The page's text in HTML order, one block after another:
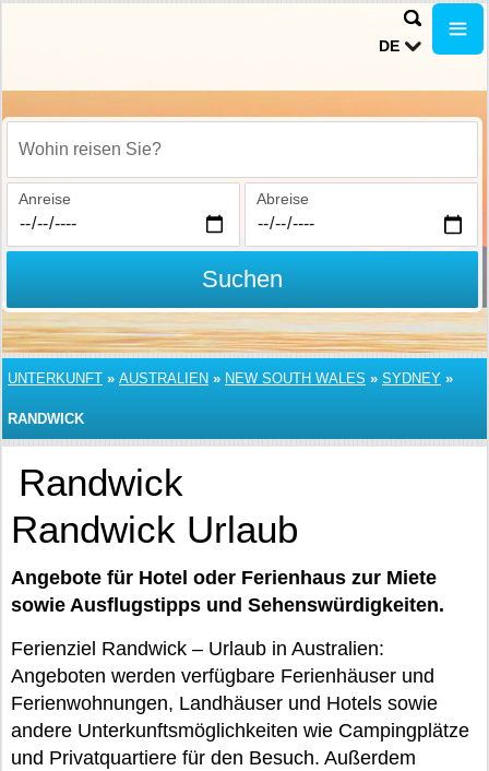
DE
Wohin reisen Sie?
Anreise Abreise
Suchen
UNTERKUNFT » AUSTRALIEN » NEW SOUTH WALES » SYDNEY »
RANDWICK
Randwick
Randwick Urlaub
Angebote für Hotel oder Ferienhaus zur Miete
sowie Ausflugstipps und Sehenswürdigkeiten.
Ferienziel Randwick – Urlaub in Australien:
Angeboten werden verfügbare Ferienhäuser und
Ferienwohnungen, Landhäuser und Hotels sowie
andere Unterkunftsmöglichkeiten wie Campingplätze
und Privatquartiere für den Besuch. Außerdem